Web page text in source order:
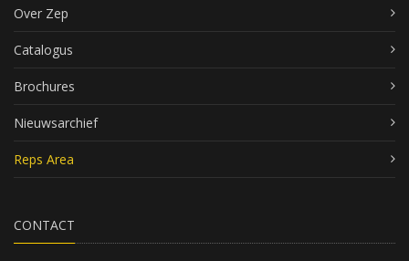
Over Zep
Catalogus
Brochures
Nieuwsarchief
Reps Area
CONTACT